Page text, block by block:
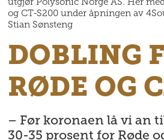
og CT-S200 under åpningen av
Stian Sønsteng
DOBLING
RØDE OG
– Før koronaen lå vi an
30-35 prosent for Røde